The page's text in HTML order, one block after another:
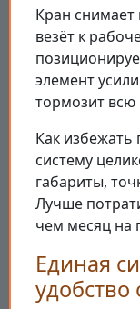
Кран снимает
везёт к
элемент
тормозит всю
Как избежать
систему
габариты,
Лучше
чем месяц на
Единая
удобство